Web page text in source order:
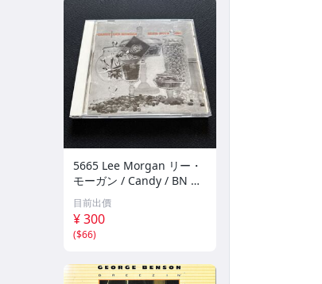
5665 Lee Morgan リー・
モーガン / Candy / BN W
orks・帯付・Blue Note名
盤 /
目前出價
¥ 300
($66)